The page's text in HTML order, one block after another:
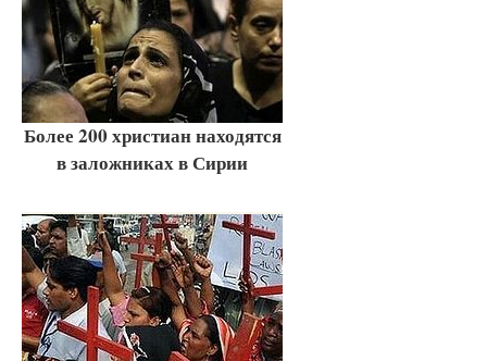
Более 200 христиан находятся
в заложниках в Сирии